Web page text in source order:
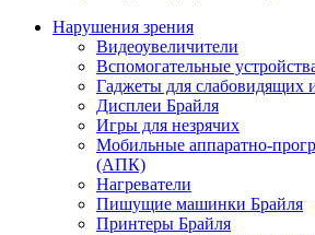
Нарушения зрения
Видеоувеличители
Вспомогательные
Гаджеты для слабовидящих
Дисплеи Брайля
Игры для незрячих
Мобильные аппаратно-
(АПК)
Нагреватели
Пишущие машинки Брайля
Принтеры Брайля